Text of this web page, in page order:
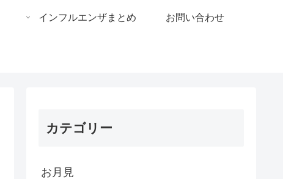
インフルエンザまとめ お問い合わせ
カテゴリー
お月見